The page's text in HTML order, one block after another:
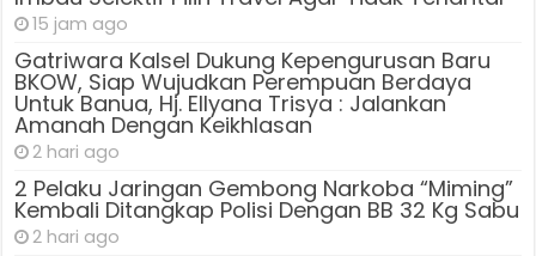
15 jam ago
Gatriwara Kalsel Dukung Kepengurusan Baru
BKOW, Siap Wujudkan Perempuan Berdaya
Untuk Banua, Hj. Ellyana Trisya : Jalankan
Amanah Dengan Keikhlasan
2 hari ago
2 Pelaku Jaringan Gembong Narkoba “Miming”
Kembali Ditangkap Polisi Dengan BB 32 Kg Sabu
2 hari ago